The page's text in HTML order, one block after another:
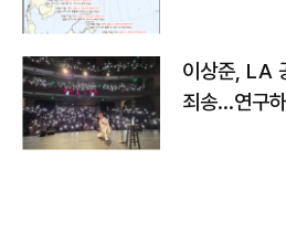
이상준, LA
죄송…연구